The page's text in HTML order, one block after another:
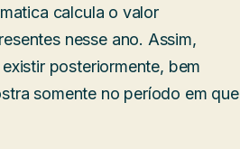
calcula o valor
nesse ano. Assim,
posteriormente, bem
somente no período em que